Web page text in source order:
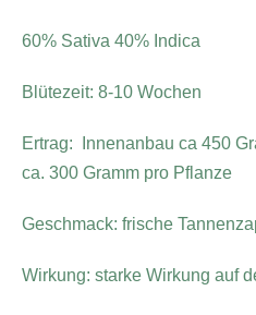
60% Sativa 40% Indica
Blütezeit: 8-10 Wochen
Ertrag: Innenanbau ca 450
ca. 300 Gramm pro Pflanze
Geschmack: frische
Wirkung: starke Wirkung auf